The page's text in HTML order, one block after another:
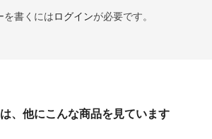
書くにはログインが必要です。
、他にこんな商品を見ています